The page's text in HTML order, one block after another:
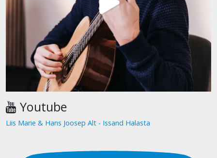
Youtube
Liis Marie & Hans Joosep Alt - Issand Halasta